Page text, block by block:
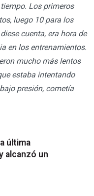
Los primeros
luego 10 para los
cuenta, era hora de
en los entrenamientos.
mucho más lentos
estaba intentando
presión, cometía
última
alcanzó un